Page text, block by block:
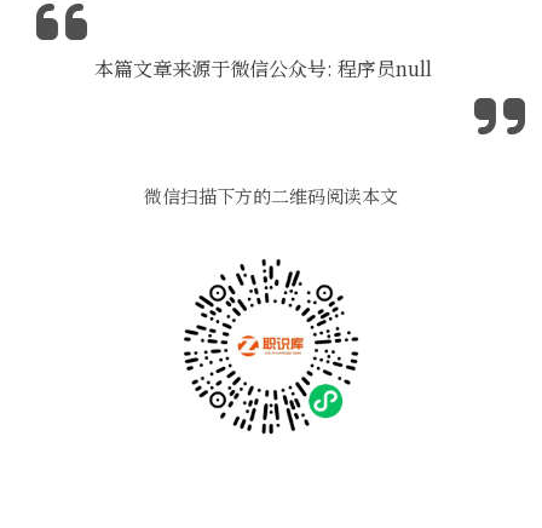
本篇文章来源于微信公众号: 程序员null
微信扫描下方的二维码阅读本文